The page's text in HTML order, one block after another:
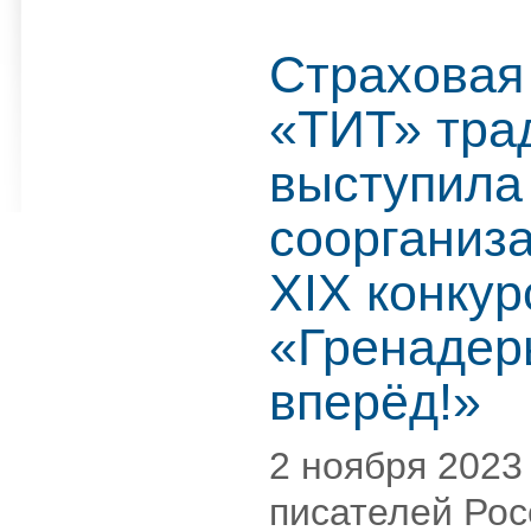
«ТИТ»
выступила
ХIХ
вперёд!»
2 ноября
писателей